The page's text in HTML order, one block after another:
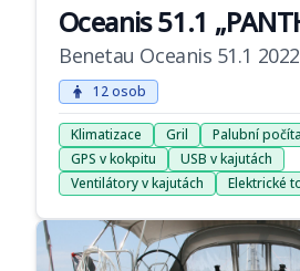
Oceanis 51.1
Benetau Oceanis 51.1 2022
12 osob
Klimatizace Gril Palubní
GPS v kokpitu
USB v kajutách
Ventilátory v kajutách
Elektrické